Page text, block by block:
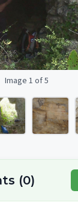
Image 1 of 5
(0)